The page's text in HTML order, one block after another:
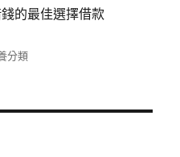
的最佳選擇借款
分類